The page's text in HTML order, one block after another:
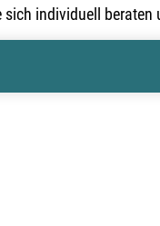
sich individuell